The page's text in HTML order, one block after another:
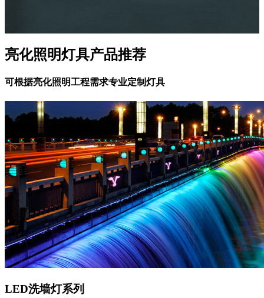
亮化照明灯具产品推荐
可根据亮化照明工程需求专业定制灯具
LED洗墙灯系列